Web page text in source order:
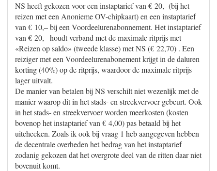
NS heeft gekozen voor een instaptarief van € 20,- (bij het
reizen met een Anonieme OV-chipkaart) en een instaptarief
van € 10,– bij een Voordeelurenabonnement. Het instaptarief
van € 20,– houdt verband met de maximale ritprijs met
«Reizen op saldo» (tweede klasse) met NS (€ 22,70) . Een
reiziger met een Voordeelurenabonement krijgt in de daluren
korting (40%) op de ritprijs, waardoor de maximale ritprijs
lager uitvalt.
De manier van betalen bij NS verschilt niet wezenlijk met de
manier waarop dit in het stads- en streekvervoer gebeurt. Ook
in het stads- en streekvervoer worden meerkosten (kosten
bovenop het instaptarief van € 4,00) pas betaald bij het
uitchecken. Zoals ik ook bij vraag 1 heb aangegeven hebben
de decentrale overheden het bedrag van het instaptarief
zodanig gekozen dat het overgrote deel van de ritten daar niet
bovenuit komt.